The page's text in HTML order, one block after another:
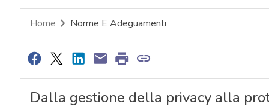
Home Norme E Adeguamenti
Dalla gestione della privacy alla